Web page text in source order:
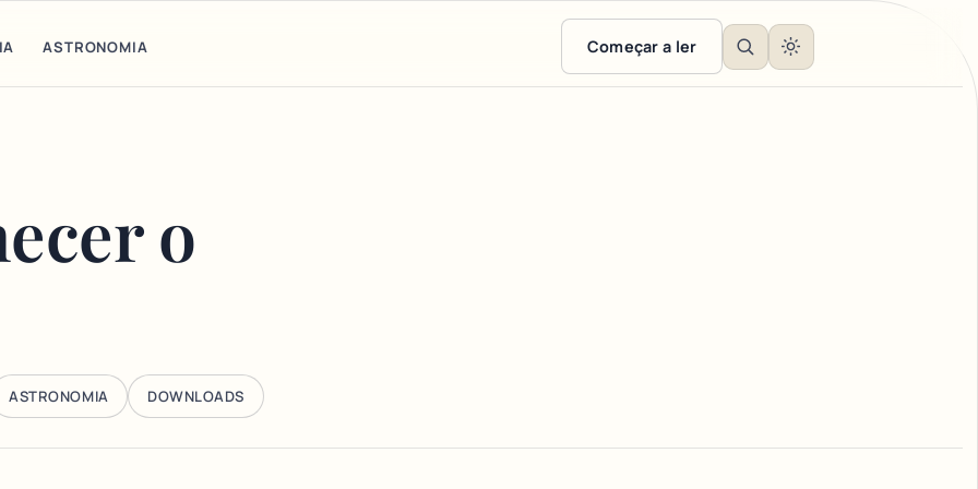
ASTRONOMIA Começar a ler
o
ASTRONOMIA DOWNLOADS